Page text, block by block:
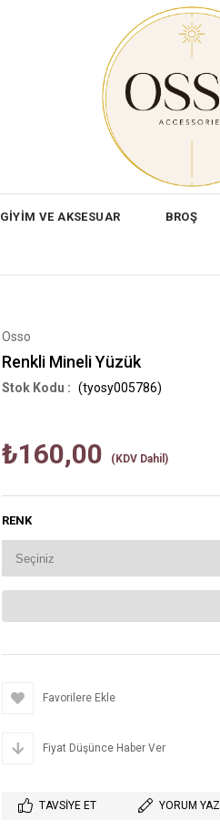
GİYİM VE AKSESUAR BROŞ
Osso
Renkli Mineli Yüzük
(tyosy005786)
₺160,00 (KDV Dahil)
RENK
Favorilere Ekle
Fiyat Düşünce Haber Ver
TAVSIYE ET YORUM YAZ